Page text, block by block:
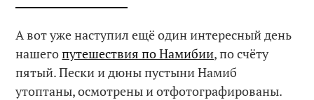
А вот уже наступил ещё один интересный день
нашегопутешествия по Намибии, по счёту
пятый. Пески и дюны пустыни Намиб
утоптаны, осмотрены и отфотографированы.